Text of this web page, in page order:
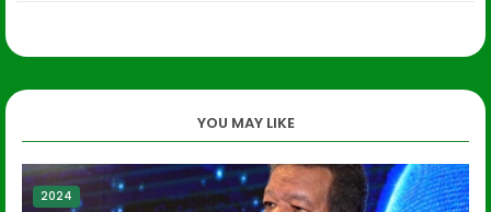
YOU MAY LIKE
2024